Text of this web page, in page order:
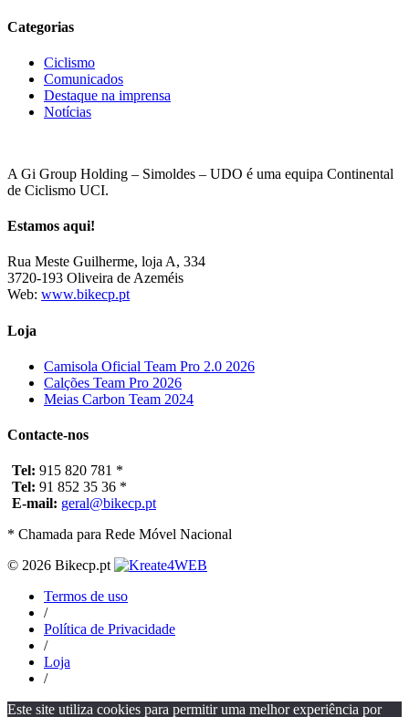
Categorias
Ciclismo
Comunicados
Destaque na imprensa
Notícias
A Gi Group Holding – Simoldes – UDO é uma equipa Continental
de Ciclismo UCI.
Estamos aqui!
Rua Meste Guilherme, loja A, 334
3720-193 Oliveira de Azeméis
Web: www.bikecp.pt
Loja
Camisola Oficial Team Pro 2.0 2026
Calções Team Pro 2026
Meias Carbon Team 2024
Contacte-nos
Tel: 915 820 781 *
Tel: 91 852 35 36 *
E-mail: geral@bikecp.pt
* Chamada para Rede Móvel Nacional
© 2026 Bikecp.pt
Termos de uso
/
Política de Privacidade
/
Loja
/
Este site utiliza cookies para permitir uma melhor experiência por